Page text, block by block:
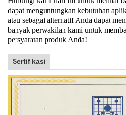
dapat menguntungkan kebutuhan
atau sebagai alternatif Anda dapat
banyak perwakilan kami untuk
persyaratan produk Anda!
Sertifikasi